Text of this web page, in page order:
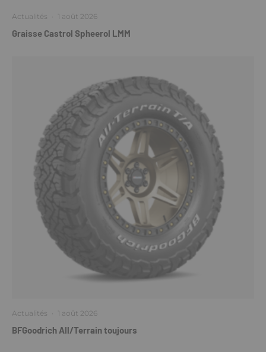
Actualités · 1 août 2026
Graisse Castrol Spheerol LMM
Actualités · 1 août 2026
BFGoodrich All/Terrain toujours